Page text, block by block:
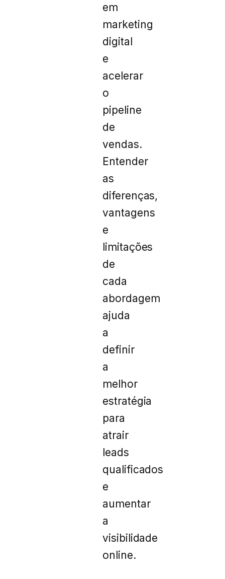
em
marketing
digital
e
acelerar
o
pipeline
de
vendas.
Entender
as
diferenças,
vantagens
e
limitações
de
cada
abordagem
ajuda
a
definir
a
melhor
estratégia
para
atrair
leads
qualificados
e
aumentar
a
visibilidade
online.